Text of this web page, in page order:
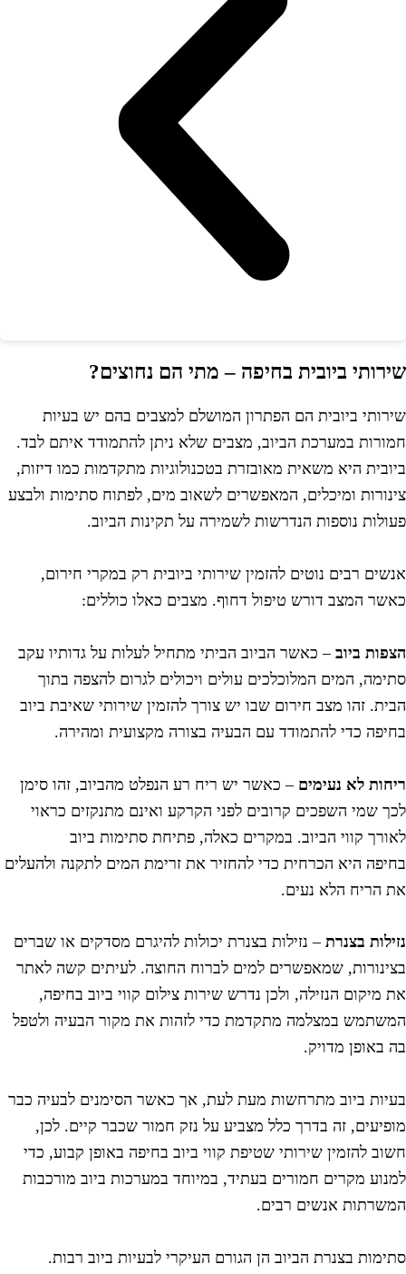
ביובית בחיפה – מתי הם נחוצים?
ביובית הם הפתרון המושלם למצבים בהם יש בעיות
במערכת הביוב, מצבים שלא ניתן להתמודד איתם לבד.
היא משאית מאובזרת בטכנולוגיות מתקדמות כמו דיזות,
ומיכלים, המאפשרים לשאוב מים, לפתוח סתימות ולבצע
נוספות הנדרשות לשמירה על תקינות הביוב.
רבים נוטים להזמין שירותי ביובית רק במקרי חירום,
המצב דורש טיפול דחוף. מצבים כאלו כוללים:
ביוב– כאשר הביוב הביתי מתחיל לעלות על גדותיו עקב
המים המלוכלכים עולים ויכולים לגרום להצפה בתוך
זהו מצב חירום שבו יש צורך להזמין שירותי שאיבת ביוב
כדי להתמודד עם הבעיה בצורה מקצועית ומהירה.
לא נעימים– כאשר יש ריח רע הנפלט מהביוב, זהו סימן
שמי השפכים קרובים לפני הקרקע ואינם מתנקזים כראוי
קווי הביוב. במקרים כאלה, פתיחת סתימות ביוב
היא הכרחית כדי להחזיר את זרימת המים לתקנה ולהעלים
הריח הלא נעים.
בצנרת– נזילות בצנרת יכולות להיגרם מסדקים או שברים
שמאפשרים למים לברוח החוצה. לעיתים קשה לאתר
מיקום הנזילה, ולכן נדרש שירות צילום קווי ביוב בחיפה,
במצלמה מתקדמת כדי לזהות את מקור הבעיה ולטפל
באופן מדויק.
ביוב מתרחשות מעת לעת, אך כאשר הסימנים לבעיה כבר
זה בדרך כלל מצביע על נזק חמור שכבר קיים. לכן,
להזמין שירותי שטיפת קווי ביוב בחיפה באופן קבוע, כדי
מקרים חמורים בעתיד, במיוחד במערכות ביוב מורכבות
אנשים רבים.
בצנרת הביוב הן הגורם העיקרי לבעיות ביוב רבות.